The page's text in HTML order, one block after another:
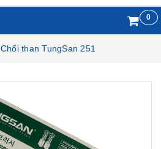
0
Chổi than TungSan 251